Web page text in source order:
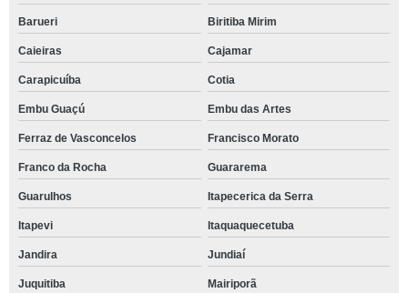
Barueri Biritiba Mirim
Caieiras Cajamar
Carapicuíba Cotia
Embu Guaçú Embu das Artes
Ferraz de Vasconcelos Francisco Morato
Franco da Rocha Guararema
Guarulhos Itapecerica da Serra
Itapevi Itaquaquecetuba
Jandira Jundiaí
Juquitiba Mairiporã